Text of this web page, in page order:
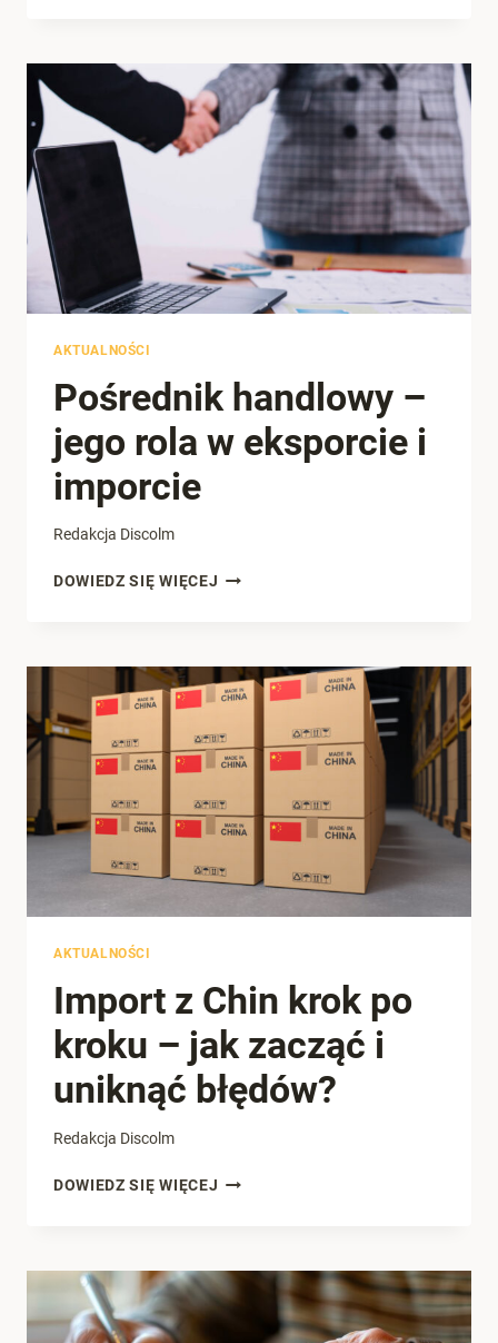
–
WSZYSTKO,
CO
MUSISZ
WIEDZIEĆ
AKTUALNOŚCI
Pośrednik handlowy –
jego rola w eksporcie i
imporcie
Redakcja Discolm
DOWIEDZ SIĘ WIĘCEJ POŚREDNIK
ROLA
W
I
IMPORCIE
AKTUALNOŚCI
Import z Chin krok po
kroku – jak zacząć i
uniknąć błędów?
Redakcja Discolm
DOWIEDZ SIĘ WIĘCEJ IMPORT
PO
KROKU